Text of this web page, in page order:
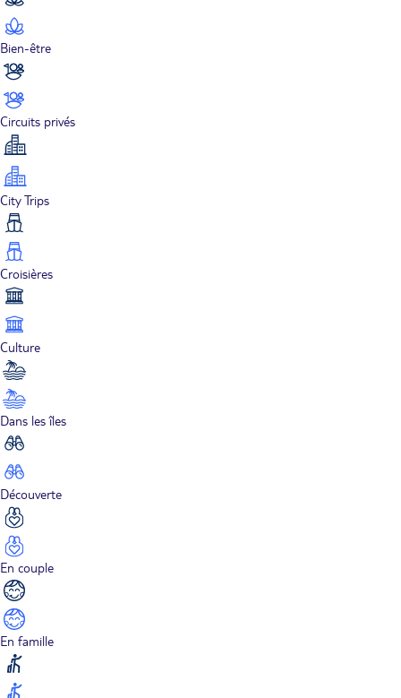
Bien-être
Circuits privés
City Trips
Croisières
Culture
Dans les îles
Découverte
En couple
En famille